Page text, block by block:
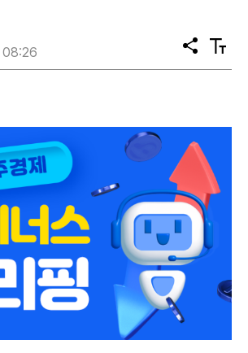
08:26
공
유
텍
스